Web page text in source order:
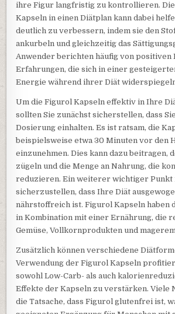
ihre Figur langfristig zu kontrollieren.
Kapseln in einen Diätplan kann dabei
deutlich zu verbessern, indem sie den
ankurbeln und gleichzeitig das
Anwender berichten häufig von positiven
Erfahrungen, die sich in einer
Energie während ihrer Diät
Um die Figurol Kapseln effektiv in Ihre
sollten Sie zunächst sicherstellen, dass
Dosierung einhalten. Es ist ratsam, die
beispielsweise etwa 30 Minuten vor den
einzunehmen. Dies kann dazu beitragen,
zügeln und die Menge an Nahrung, die
reduzieren. Ein weiterer wichtiger Punkt
sicherzustellen, dass Ihre Diät
nährstoffreich ist. Figurol Kapseln haben
in Kombination mit einer Ernährung, die
Gemüse, Vollkornprodukten und
Zusätzlich können verschiedene
Verwendung der Figurol Kapseln
sowohl Low-Carb- als auch
Effekte der Kapseln zu verstärken. Viele
die Tatsache, dass Figurol glutenfrei ist,